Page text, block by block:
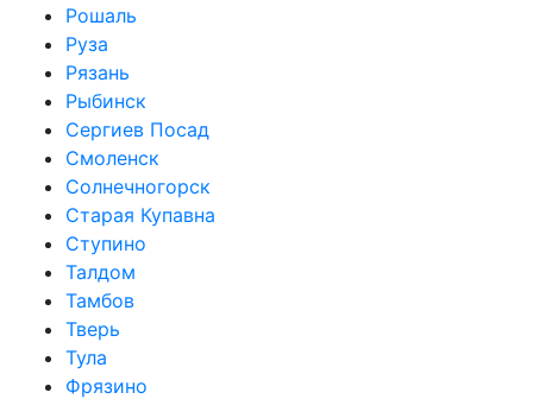
Рошаль
Руза
Рязань
Рыбинск
Сергиев Посад
Смоленск
Солнечногорск
Старая Купавна
Ступино
Талдом
Тамбов
Тверь
Тула
Фрязино